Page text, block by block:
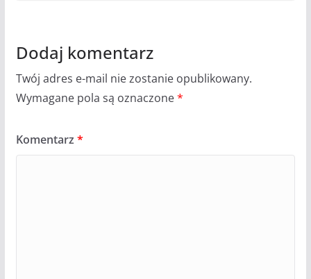
Dodaj komentarz
Twój adres e-mail nie zostanie opublikowany.
Wymagane pola są oznaczone*
Komentarz *